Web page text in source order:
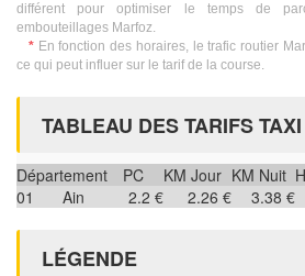
différent pour optimiser le temps de
embouteillages Marfoz.
* En fonction des horaires, le trafic routier
ce qui peut influer sur le tarif de la course.
TABLEAU DES TARIFS
Département PC KM Jour KM Nuit
01
Ain 2.2 € 2.26 € 3.38 €
LÉGENDE